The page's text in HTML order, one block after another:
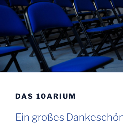
DAS 10ARIUM
Ein großes